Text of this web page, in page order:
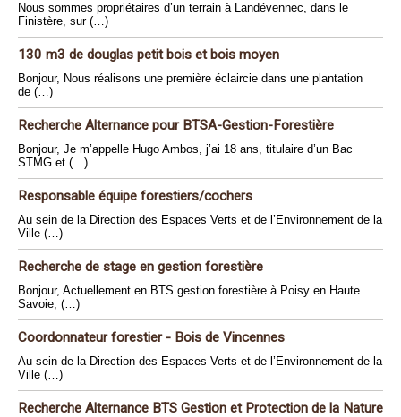
Nous sommes propriétaires d’un terrain à Landévennec, dans le
Finistère, sur (…)
130 m3 de douglas petit bois et bois moyen
Bonjour, Nous réalisons une première éclaircie dans une plantation
de (…)
Recherche Alternance pour BTSA-Gestion-Forestière
Bonjour, Je m’appelle Hugo Ambos, j’ai 18 ans, titulaire d’un Bac
STMG et (…)
Responsable équipe forestiers/cochers
Au sein de la Direction des Espaces Verts et de l’Environnement de la
Ville (…)
Recherche de stage en gestion forestière
Bonjour, Actuellement en BTS gestion forestière à Poisy en Haute
Savoie, (…)
Coordonnateur forestier - Bois de Vincennes
Au sein de la Direction des Espaces Verts et de l’Environnement de la
Ville (…)
Recherche Alternance BTS Gestion et Protection de la Nature